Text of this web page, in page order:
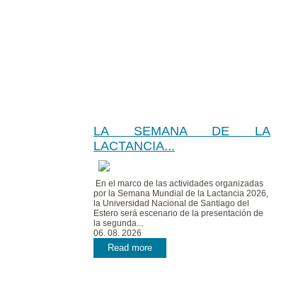
LA SEMANA DE LA
LACTANCIA...
En el marco de las actividades organizadas
por la Semana Mundial de la Lactancia 2026,
la Universidad Nacional de Santiago del
Estero será escenario de la presentación de
la segunda...
06. 08. 2026
Read more